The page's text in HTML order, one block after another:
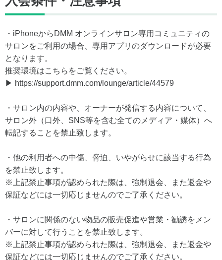
・iPhoneからDMM オンラインサロン専用コミュニティの
サロンをご利用の場合、専用アプリのダウンロードが必要
となります。
推奨環境はこちらをご覧ください。
▶ https://support.dmm.com/lounge/article/44579
・サロン内の内容や、オーナーが発信する内容について、
サロン外（口外、SNS等を含む全てのメディア・媒体）へ
転記することを禁止致します。
・他の利用者への中傷、脅迫、いやがらせに該当する行為
を禁止致します。
※上記禁止事項が認められた際は、強制退会、また返金や
保証などには一切応じませんのでご了承ください。
・サロンに関係のない物品の販売促進や営業・勧誘をメン
バーに対して行うことを禁止致します。
※上記禁止事項が認められた際は、強制退会、また返金や
保証などには一切応じませんのでご了承ください。